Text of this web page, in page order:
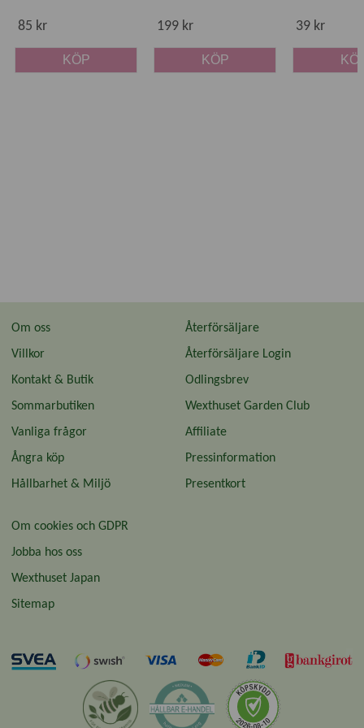
85 kr
KÖP
199 kr
KÖP
39 kr
Om oss
Villkor
Kontakt & Butik
Sommarbutiken
Vanliga frågor
Ångra köp
Hållbarhet & Miljö
Återförsäljare
Återförsäljare Login
Odlingsbrev
Wexthuset Garden Club
Affiliate
Pressinformation
Presentkort
Om cookies och GDPR
Jobba hos oss
Wexthuset Japan
Sitemap